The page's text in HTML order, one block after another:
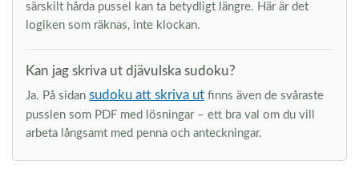
särskilt hårda pussel kan ta betydligt längre. Här är det
logiken som räknas, inte klockan.
Kan jag skriva ut djävulska sudoku?
Ja. På sidan sudoku att skriva ut finns även de svåraste
pusslen som PDF med lösningar – ett bra val om du vill
arbeta långsamt med penna och anteckningar.